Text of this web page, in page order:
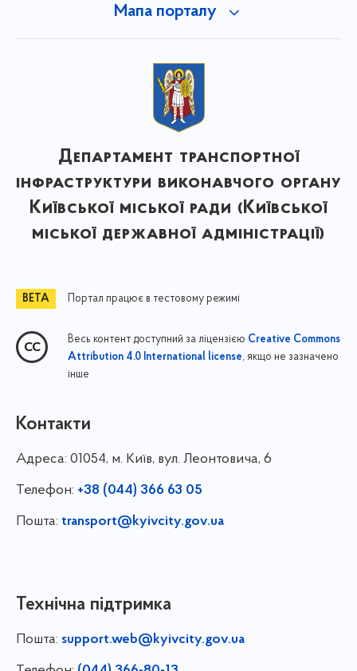
Мапа порталу
Департамент транспортної
інфраструктури виконавчого органу
Київської міської ради (Київської
міської державної адміністрації)
Портал працює в тестовому режимі
Весь контент доступний за ліцензією Creative Commons
Attribution 4.0 International license, якщо не зазначено
інше
Контакти
Адреса: 01054, м. Київ, вул. Леонтовича, 6
Телефон: +38 (044) 366 63 05
Пошта: transport@kyivcity.gov.ua
Технічна підтримка
Пошта: support.web@kyivcity.gov.ua